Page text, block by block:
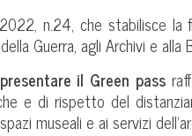
n.24, che stabilisce la
Guerra, agli Archivi e alla
il Green pass
e di rispetto del
museali e ai servizi